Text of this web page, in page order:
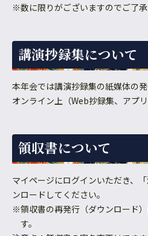
※数に限りがございますのでご了承
講演抄録集について
本年会では講演抄録集の紙媒体の発
オンライン上（Web抄録集、アプ
領収書について
マイページにログインいただき、
ンロードしてください。
※領収書の再発行（ダウンロード
す。